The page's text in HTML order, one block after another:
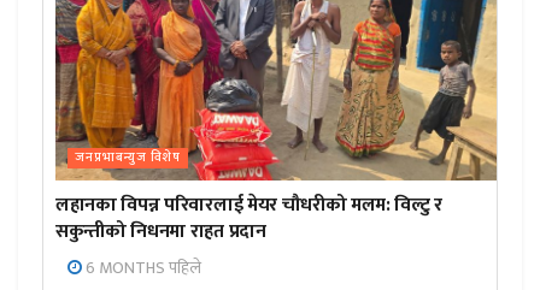
जनप्रभाबन्युज विशेष
लहानका विपन्न परिवारलाई मेयर चौधरीको मलम: विल्टु र
सकुन्तीको निधनमा राहत प्रदान
6 MONTHS पहिले